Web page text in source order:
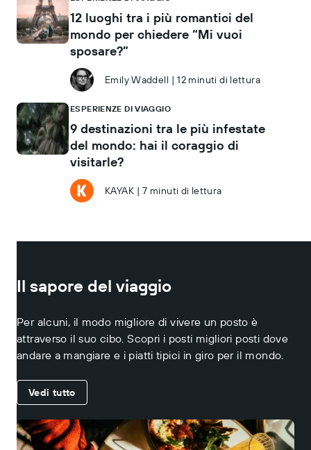
12 luoghi tra i più romantici del
mondo per chiedere “Mi vuoi
sposare?”
Emily Waddell | 12 minuti di lettura
ESPERIENZE DI VIAGGIO
9 destinazioni tra le più infestate
del mondo: hai il coraggio di
visitarle?
KAYAK | 7 minuti di lettura
Il sapore del viaggio
Per alcuni, il modo migliore di vivere un posto è
attraverso il suo cibo. Scopri i posti migliori posti dove
andare a mangiare e i piatti tipici in giro per il mondo.
Vedi tutto